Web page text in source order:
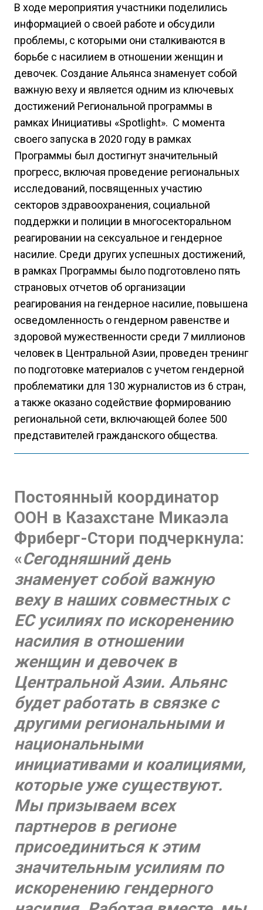
В ходе мероприятия участники поделились
информацией о своей работе и обсудили
проблемы, с которыми они сталкиваются в
борьбе с насилием в отношении женщин и
девочек. Создание Альянса знаменует собой
важную веху и является одним из ключевых
достижений Региональной программы в
рамках Инициативы «Spotlight». С момента
своего запуска в 2020 году в рамках
Программы был достигнут значительный
прогресс, включая проведение региональных
исследований, посвященных участию
секторов здравоохранения, социальной
поддержки и полиции в многосекторальном
реагировании на сексуальное и гендерное
насилие. Среди других успешных достижений,
в рамках Программы было подготовлено пять
страновых отчетов об организации
реагирования на гендерное насилие, повышена
осведомленность о гендерном равенстве и
здоровой мужественности среди 7 миллионов
человек в Центральной Азии, проведен тренинг
по подготовке материалов c учетом гендерной
проблематики для 130 журналистов из 6 стран,
а также оказано содействие формированию
региональной сети, включающей более 500
представителей гражданского общества.
Постоянный координатор
ООН в Казахстане Микаэла
Фриберг-Стори подчеркнула:
«Сегодняшний день
знаменует собой важную
веху в наших совместных с
ЕС усилиях по искоренению
насилия в отношении
женщин и девочек в
Центральной Азии. Альянс
будет работать в связке с
другими региональными и
национальными
инициативами и коалициями,
которые уже существуют.
Мы призываем всех
партнеров в регионе
присоединиться к этим
значительным усилиям по
искоренению гендерного